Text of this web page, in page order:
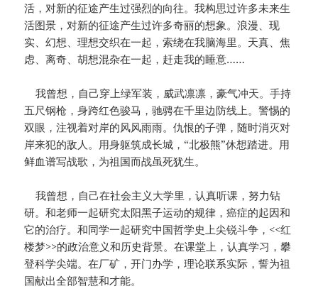
活，对新的征途产生过强烈的向往。我构思过许多未来生
活图景，对新的征途产生过许多奇丽的想象。浪漫、现
实、幻想、理想交织在一起，索绕在我脑海里。天真、焦
虑、离奇、胡想混杂在一起，赶走我的睡意……
我曾想，自己穿上绿军装，威武凛凛，豪气冲天。手持
五尺钢枪，身跨红色骏马，驰骋在千里边防线上。警惕的
双眼，注视着对岸的风风雨雨。仇恨的子弹，随时消灭对
岸来犯的敌人。用身躯筑成长城，“北极熊”休想踏进。用
鲜血谱写战歌，为祖国而战虽死犹生。
我曾想，自己在社会主义大学里，认真听课，努力钻
研。和老师一起研究太阳黑子运动的规律，癌症的起因和
它的治疗。和同学一起研究中国哲学史上尖锐斗争，<<红
楼梦>>的政治意义和历史背景。在课堂上，认真学习，攀
登科学尖端。在厂矿，开门办学，理论联系实际，誓为祖
国献出全部智慧和才能。